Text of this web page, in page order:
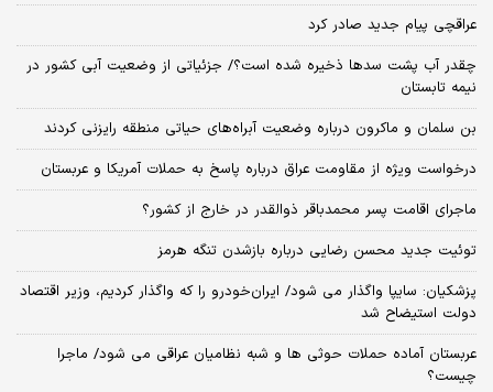
عراقچی پیام جدید صادر کرد
چقدر آب پشت سدها ذخیره شده است؟/ جزئیاتی از وضعیت آبی کشور در
نیمه تابستان
بن سلمان و ماکرون درباره وضعیت آبراه‌های حیاتی منطقه رایزنی کردند
درخواست ویژه از مقاومت عراق درباره پاسخ به حملات آمریکا و عربستان
ماجرای اقامت پسر محمدباقر ذوالقدر در خارج از کشور؟
توئیت جدید محسن رضایی درباره بازشدن تنگه هرمز
پزشکیان: سایپا واگذار می شود/ ایران‌خودرو را که واگذار کردیم، وزیر اقتصاد
دولت استیضاح شد
عربستان آماده حملات حوثی ها و شبه نظامیان عراقی می شود/ ماجرا
چیست؟